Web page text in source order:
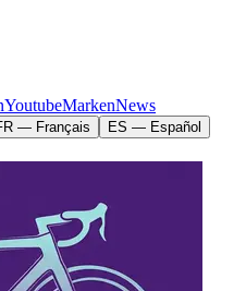
YoutubeMarkenNews
— Français
ES — Español